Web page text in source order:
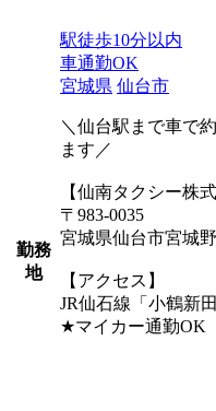
勤務
地
駅徒歩10分以内
車通勤OK
宮城県 仙台市
＼仙台駅まで車で
ます／
【仙南タクシー株
〒983-0035
宮城県仙台市宮城
【アクセス】
JR仙石線「小鶴新
★マイカー通勤OK